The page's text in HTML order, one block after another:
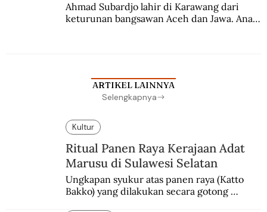
Ahmad Subardjo lahir di Karawang dari
keturunan bangsawan Aceh dan Jawa. Anak
ARTIKEL LAINNYA
Selengkapnya
Kultur
Ritual Panen Raya Kerajaan Adat
Marusu di Sulawesi Selatan
Ungkapan syukur atas panen raya (Katto
Bakko) yang dilakukan secara gotong